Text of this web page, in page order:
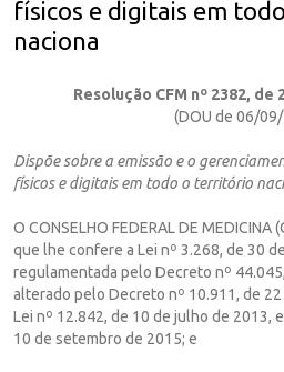
físicos e digitais em
naciona
Resolução CFM nº 2382, de
(DOU de 06/
Dispõe sobre a emissão e o
físicos e digitais em todo o território
O CONSELHO FEDERAL DE
que lhe confere a Lei nº 3.268, de 30
regulamentada pelo Decreto nº
alterado pelo Decreto nº 10.911, de
Lei nº 12.842, de 10 de julho de 2013,
10 de setembro de 2015; e